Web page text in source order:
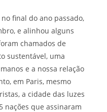
final do ano passado,
e alinhou alguns
chamados de
sustentável, uma
e a nossa relação
em Paris, mesmo
a cidade das luzes
nações que assinaram